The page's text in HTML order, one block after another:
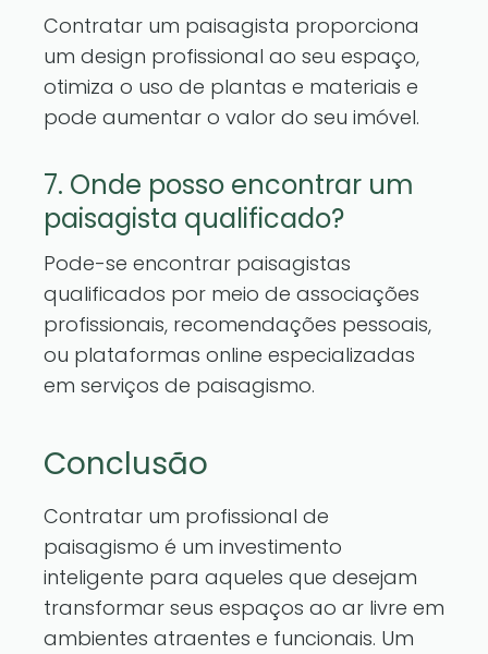
Contratar um paisagista proporciona
um design profissional ao seu espaço,
otimiza o uso de plantas e materiais e
pode aumentar o valor do seu imóvel.
7. Onde posso encontrar um
paisagista qualificado?
Pode-se encontrar paisagistas
qualificados por meio de associações
profissionais, recomendações pessoais,
ou plataformas online especializadas
em serviços de paisagismo.
Conclusão
Contratar um profissional de
paisagismo é um investimento
inteligente para aqueles que desejam
transformar seus espaços ao ar livre em
ambientes atraentes e funcionais. Um